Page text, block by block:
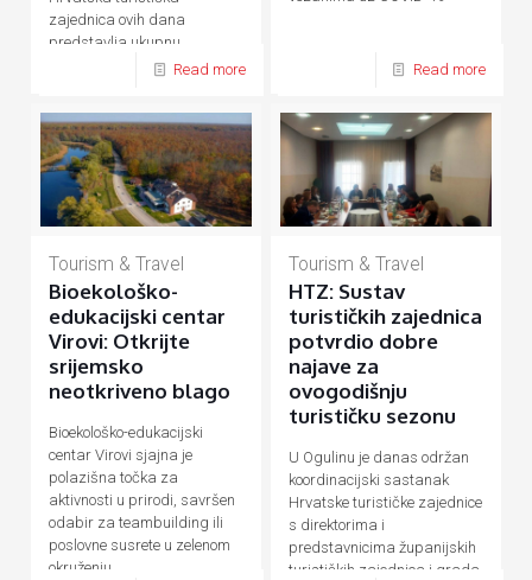
zajednica ovih dana
predstavlja ukupnu
hrvatsku turističku ponudu
Read more Read more
Tourism & Travel
Bioekološko-
edukacijski centar
Virovi: Otkrijte
srijemsko
neotkriveno blago
Bioekološko-edukacijski
centar Virovi sjajna je
polazišna točka za
aktivnosti u prirodi, savršen
odabir za teambuilding ili
poslovne susrete u zelenom
okruženju.
Tourism & Travel
HTZ: Sustav
turističkih zajednica
potvrdio dobre
najave za
ovogodišnju
turističku sezonu
U Ogulinu je danas održan
koordinacijski sastanak
Hrvatske turističke zajednice
s direktorima i
predstavnicima županijskih
turističkih zajednica i grada